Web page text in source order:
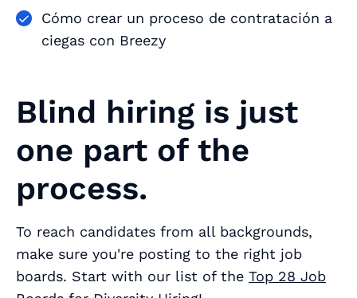
Cómo crear un proceso de contratación a
ciegas con Breezy
Blind hiring is just
one part of the
process.
To reach candidates from all backgrounds,
make sure you're posting to the right job
boards. Start with our list of the Top 28 Job